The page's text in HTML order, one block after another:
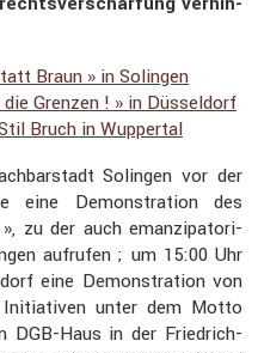
Braun » in Solingen
Grenzen ! » in Düssel­dorf
Bruch in Wuppertal
Solingen vor der
eine Demons­tra­tion des
zu der auch emanzi­pa­to­ri­
aufrufen ; um 15:00 Uhr
eine Demons­tra­tion von
Initia­tiven unter dem Motto
DGB-Haus in der Fried­rich-